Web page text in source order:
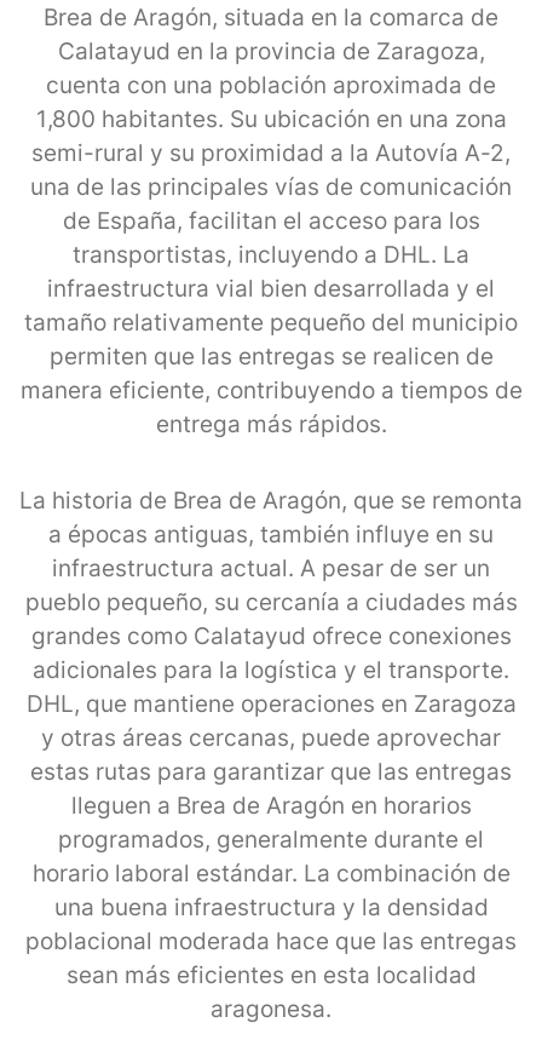
Brea de Aragón, situada en la comarca de
Calatayud en la provincia de Zaragoza,
cuenta con una población aproximada de
1,800 habitantes. Su ubicación en una zona
semi-rural y su proximidad a la Autovía A-2,
una de las principales vías de comunicación
de España, facilitan el acceso para los
transportistas, incluyendo a DHL. La
infraestructura vial bien desarrollada y el
tamaño relativamente pequeño del municipio
permiten que las entregas se realicen de
manera eficiente, contribuyendo a tiempos de
entrega más rápidos.
La historia de Brea de Aragón, que se remonta
a épocas antiguas, también influye en su
infraestructura actual. A pesar de ser un
pueblo pequeño, su cercanía a ciudades más
grandes como Calatayud ofrece conexiones
adicionales para la logística y el transporte.
DHL, que mantiene operaciones en Zaragoza
y otras áreas cercanas, puede aprovechar
estas rutas para garantizar que las entregas
lleguen a Brea de Aragón en horarios
programados, generalmente durante el
horario laboral estándar. La combinación de
una buena infraestructura y la densidad
poblacional moderada hace que las entregas
sean más eficientes en esta localidad
aragonesa.